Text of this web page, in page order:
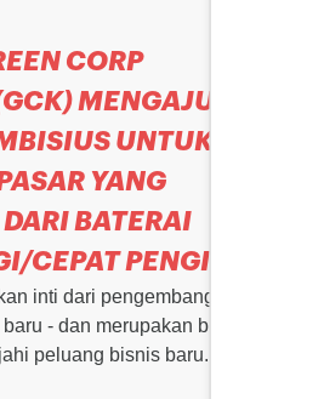
CORP
MENGAJUKAN
UNTUK
YANG
BATERAI
CEPAT PENGISIAN
inti dari pengembangan banyak
- dan merupakan bidang yang
peluang bisnis baru.